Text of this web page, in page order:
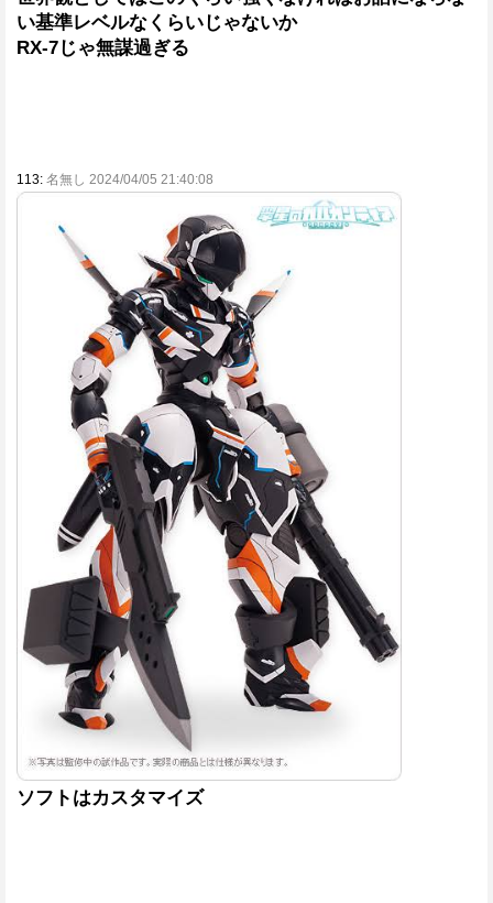
い基準レベルなくらいじゃないか
RX-7じゃ無謀過ぎる
113: 名無し 2024/04/05 21:40:08
ソフトはカスタマイズ